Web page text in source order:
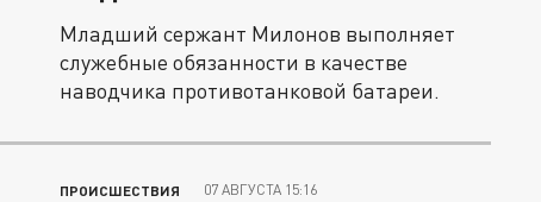
Младший сержант Милонов выполняет
служебные обязанности в качестве
наводчика противотанковой батареи.
ПРОИСШЕСТВИЯ 07 АВГУСТА 15:16